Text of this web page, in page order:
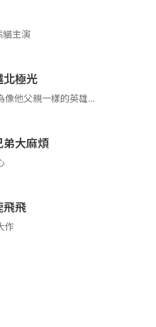
貓主演
北極光
像他父親一樣的英雄…
弟大麻煩
飛飛
作